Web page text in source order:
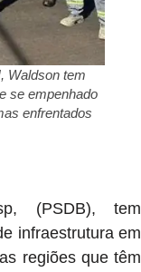
Waldson tem
se empenhado
enfrentados
(PSDB), tem
infraestrutura em
regiões que têm